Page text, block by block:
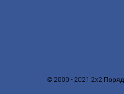
© 2000 - 2021 2x2